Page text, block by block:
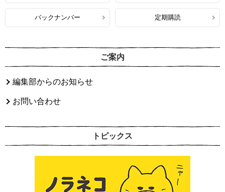
バックナンバー 定期購読
ご案内
編集部からのお知らせ
お問い合わせ
トピックス